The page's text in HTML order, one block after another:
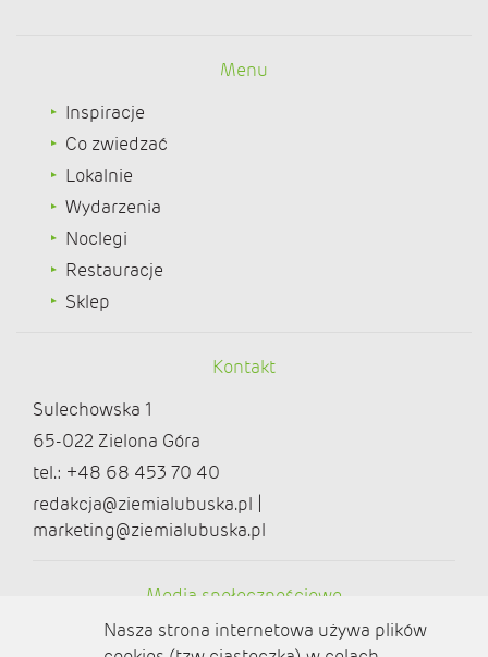
Menu
Inspiracje
Co zwiedzać
Lokalnie
Wydarzenia
Noclegi
Restauracje
Sklep
Kontakt
Sulechowska 1
65-022 Zielona Góra
tel.: +48 68 453 70 40
redakcja@ziemialubuska.pl |
marketing@ziemialubuska.pl
Media społecznościowe
Nasza strona internetowa używa plików